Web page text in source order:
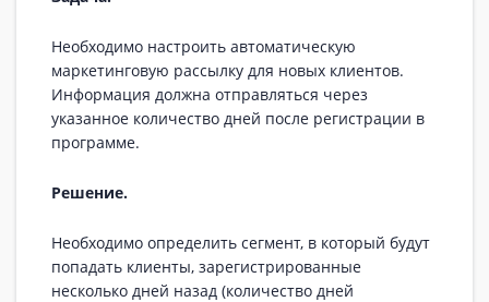
Необходимо настроить автоматическую
маркетинговую рассылку для новых клиентов.
Информация должна отправляться через
указанное количество дней после регистрации в
программе.
Решение.
Необходимо определить сегмент, в который будут
попадать клиенты, зарегистрированные
несколько дней назад (количество дней